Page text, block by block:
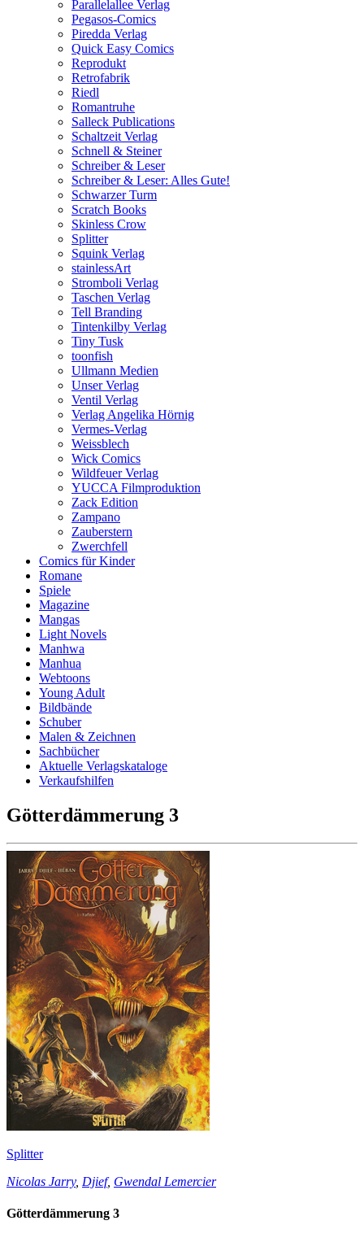
Parallelallee Verlag
Pegasos-Comics
Piredda Verlag
Quick Easy Comics
Reprodukt
Retrofabrik
Riedl
Romantruhe
Salleck Publications
Schaltzeit Verlag
Schnell & Steiner
Schreiber & Leser
Schreiber & Leser: Alles Gute!
Schwarzer Turm
Scratch Books
Skinless Crow
Splitter
Squink Verlag
stainlessArt
Stromboli Verlag
Taschen Verlag
Tell Branding
Tintenkilby Verlag
Tiny Tusk
toonfish
Ullmann Medien
Unser Verlag
Ventil Verlag
Verlag Angelika Hörnig
Vermes-Verlag
Weissblech
Wick Comics
Wildfeuer Verlag
YUCCA Filmproduktion
Zack Edition
Zampano
Zauberstern
Zwerchfell
Comics für Kinder
Romane
Spiele
Magazine
Mangas
Light Novels
Manhwa
Manhua
Webtoons
Young Adult
Bildbände
Schuber
Malen & Zeichnen
Sachbücher
Aktuelle Verlagskataloge
Verkaufshilfen
Götterdämmerung 3
Splitter
Nicolas Jarry, Djief, Gwendal Lemercier
Götterdämmerung 3